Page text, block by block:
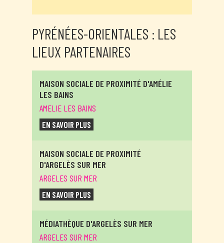
PYRÉNÉES-ORIENTALES : LES
LIEUX PARTENAIRES
MAISON SOCIALE DE PROXIMITÉ D'AMÉLIE
LES BAINS
AMELIE LES BAINS
EN SAVOIR PLUS
MAISON SOCIALE DE PROXIMITÉ
D'ARGELÈS SUR MER
ARGELES SUR MER
EN SAVOIR PLUS
MÉDIATHÈQUE D'ARGELÈS SUR MER
ARGELES SUR MER